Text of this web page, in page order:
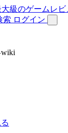
索 ログイン